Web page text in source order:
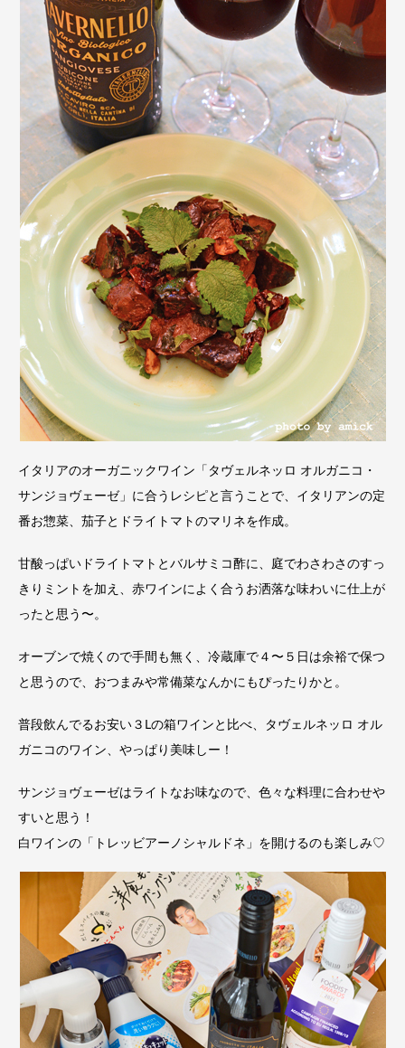
イタリアのオーガニックワイン「タヴェルネッロ オルガニコ・
サンジョヴェーゼ」に合うレシピと言うことで、イタリアンの定
番お惣菜、茄子とドライトマトのマリネを作成。
甘酸っぱいドライトマトとバルサミコ酢に、庭でわさわさのすっ
きりミントを加え、赤ワインによく合うお洒落な味わいに仕上が
ったと思う〜。
オーブンで焼くので手間も無く、冷蔵庫で４〜５日は余裕で保つ
と思うので、おつまみや常備菜なんかにもぴったりかと。
普段飲んでるお安い３Lの箱ワインと比べ、タヴェルネッロ オル
ガニコのワイン、やっぱり美味しー！
サンジョヴェーゼはライトなお味なので、色々な料理に合わせや
すいと思う！
白ワインの「トレッビアーノシャルドネ」を開けるのも楽しみ♡